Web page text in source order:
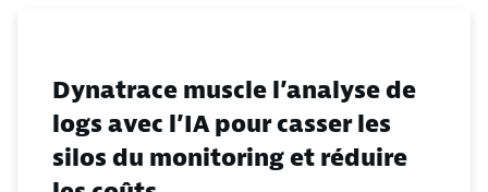
Dynatrace muscle l’analyse de
logs avec l’IA pour casser les
silos du monitoring et réduire